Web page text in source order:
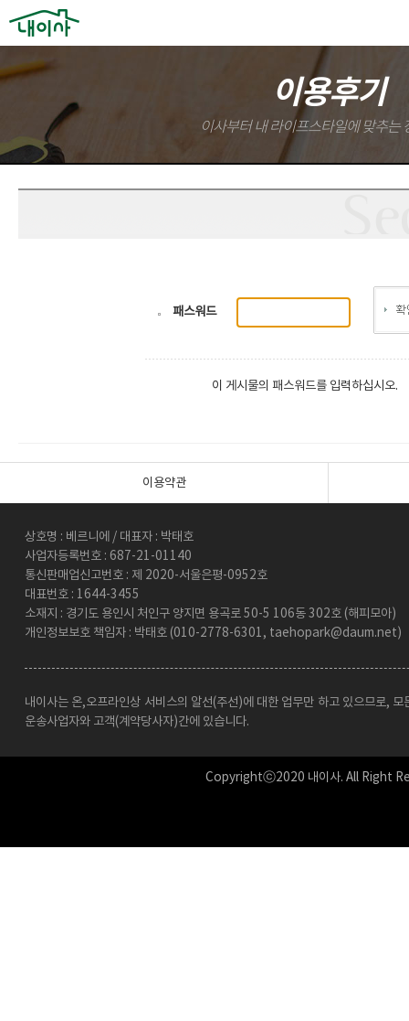
이용후기
이사부터 내 라이프스타일에 맞추는
패스워드
이 게시물의 패스워드를 입력하십시오.
이용약관
상호명 : 베르니에 / 대표자 : 박태호
사업자등록번호 : 687-21-01140
통신판매업신고번호 : 제 2020-서울은평-0952호
대표번호 : 1644-3455
소재지 : 경기도 용인시 처인구 양지면 용곡로 50-5 106동 302호 (해피모아)
개인정보보호 책임자 : 박태호 (010-2778-6301, taehopark@daum.net)
내이사는 온,오프라인상 서비스의 알선(주선)에 대한 업무만 하고 있으므로,
운송사업자와 고객(계약당사자)간에 있습니다.
Copyrightⓒ2020 내이사. All Right